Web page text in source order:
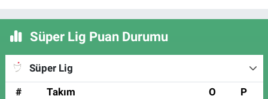
Süper Lig Puan Durumu
Süper Lig
#
Takım O P